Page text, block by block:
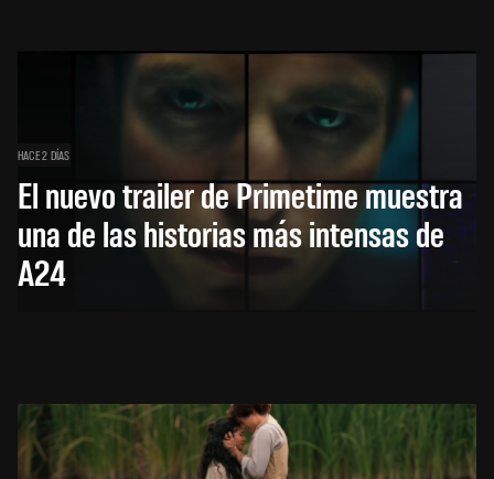
HACE 2 DÍAS
El nuevo trailer de Primetime muestra
una de las historias más intensas de
A24